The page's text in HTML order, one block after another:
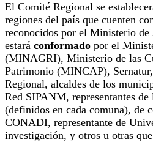
El Comité Regional se
regiones del país que cuenten
reconocidos por el Ministerio
estará conformado por el
(MINAGRI), Ministerio de las
Patrimonio (MINCAP),
Regional, alcaldes de los
Red SIPANM, representantes
(definidos en cada comuna), de
CONADI, representante de
investigación, y otros u otras